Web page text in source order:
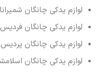
لوازم یدکی چانگان
لوازم یدکی چانگان فردیس
لوازم یدکی چانگان پردیس
لوازم یدکی چانگان